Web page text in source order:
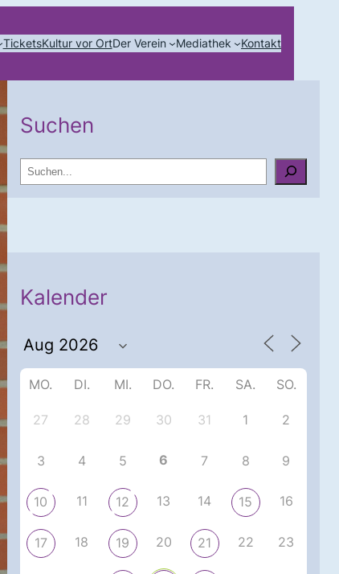
TicketsKultur vor OrtDer Verein Mediathek Kontakt
Suchen
u
Kalender
MO. DI. MI. DO. FR. SA. SO.
27 28 29 30 31 1 2
3 4 5 6 7 8 9
10 11 12 13 14 15 16
17 18 19 20 21 22 23